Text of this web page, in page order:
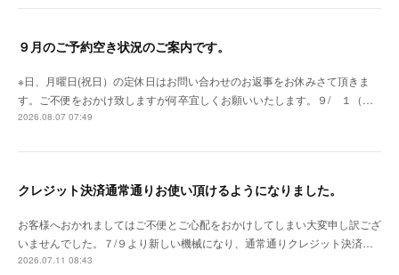
９月のご予約空き状況のご案内です。
※日、月曜日(祝日）の定休日はお問い合わせのお返事をお休みさて頂きま
す。ご不便をおかけ致しますが何卒宜しくお願いいたします。９/ １（…
2026.08.07 07:49
クレジット決済通常通りお使い頂けるようになりました。
お客様へおかれましてはご不便とご心配をおかけしてしまい大変申し訳ござ
いませんでした。７/９より新しい機械になり、通常通りクレジット決済…
2026.07.11 08:43